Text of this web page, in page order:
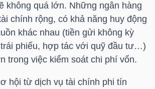
không quá lớn. Những ngân hàng
chính rộng, có khả năng huy động
khác nhau (tiền gửi không kỳ
trái phiếu, hợp tác với quỹ đầu tư…)
trong việc kiểm soát chi phí vốn.
hội từ dịch vụ tài chính phi tín